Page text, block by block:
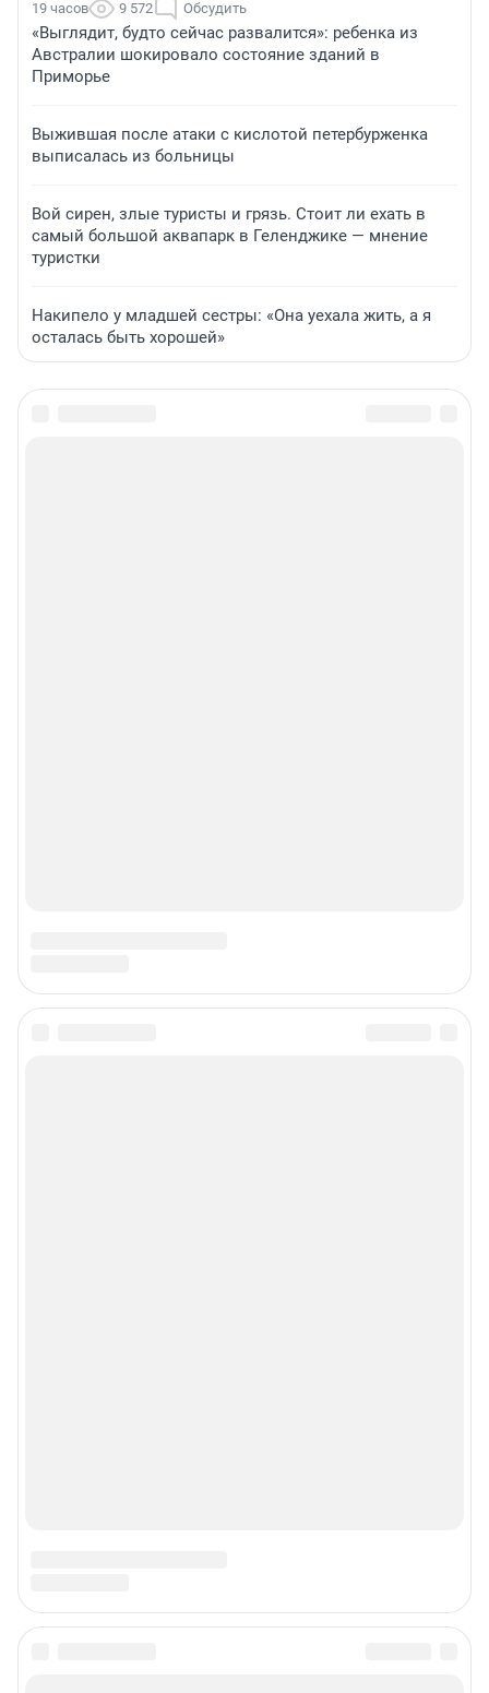
19 часов 9 572 Обсудить
«Выглядит, будто сейчас развалится»: ребенка из
Австралии шокировало состояние зданий в
Приморье
Выжившая после атаки с кислотой петербурженка
выписалась из больницы
Вой сирен, злые туристы и грязь. Стоит ли ехать в
самый большой аквапарк в Геленджике — мнение
туристки
Накипело у младшей сестры: «Она уехала жить, а я
осталась быть хорошей»